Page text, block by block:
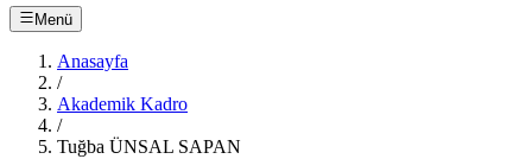
Menü
Anasayfa
/
Akademik Kadro
/
Tuğba ÜNSAL SAPAN